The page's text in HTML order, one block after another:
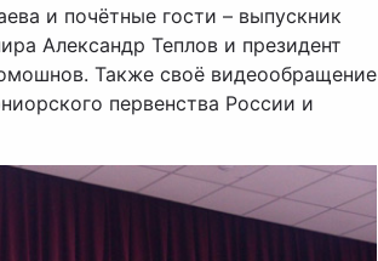
и почётные гости – выпускник
Александр Теплов и президент
Также своё видеообращение
первенства России и